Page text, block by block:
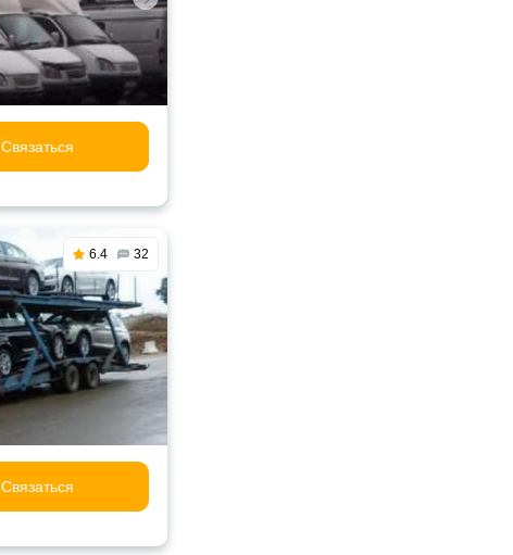
Связаться
6.4 32
Связаться